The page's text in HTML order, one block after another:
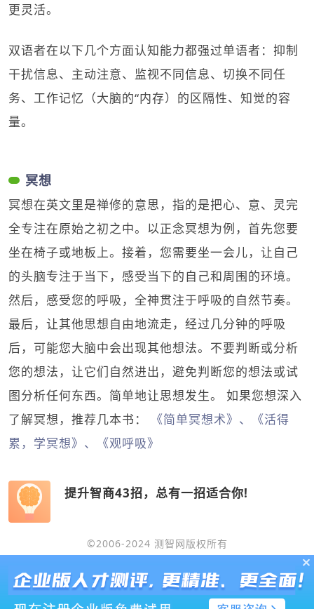
更灵活。
双语者在以下几个方面认知能力都强过单语者：抑制
干扰信息、主动注意、监视不同信息、切换不同任
务、工作记忆（大脑的“内存）的区隔性、知觉的容
量。
冥想
冥想在英文里是禅修的意思，指的是把心、意、灵完
全专注在原始之初之中。以正念冥想为例，首先您要
坐在椅子或地板上。接着，您需要坐一会儿，让自己
的头脑专注于当下，感受当下的自己和周围的环境。
然后，感受您的呼吸，全神贯注于呼吸的自然节奏。
最后，让其他思想自由地流走，经过几分钟的呼吸
后，可能您大脑中会出现其他想法。不要判断或分析
您的想法，让它们自然进出，避免判断您的想法或试
图分析任何东西。简单地让思想发生。 如果您想深入
了解冥想，推荐几本书：
《简单冥想术》、《活得
累，学冥想》、《观呼吸》
提升智商43招，总有一招适合你!
©2006-2024 测智网版权所有